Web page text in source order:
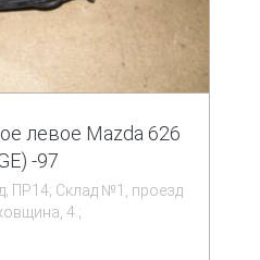
левое Mazda 626
-97
ПР14; Склад №1, проезд
4.;